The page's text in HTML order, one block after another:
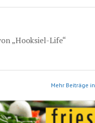
„Hooksiel-Life“
Mehr Beiträge